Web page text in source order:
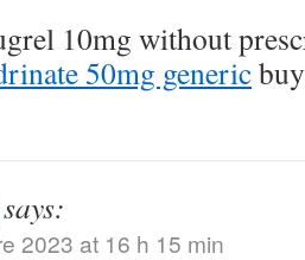
10mg without
50mg generic
says:
2023 at 16 h 15 min